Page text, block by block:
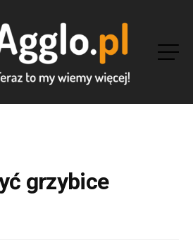
grzybice